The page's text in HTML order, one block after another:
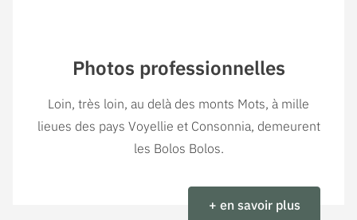
Photos professionnelles
Loin, très loin, au delà des monts Mots, à mille
lieues des pays Voyellie et Consonnia, demeurent
les Bolos Bolos.
+ en savoir plus